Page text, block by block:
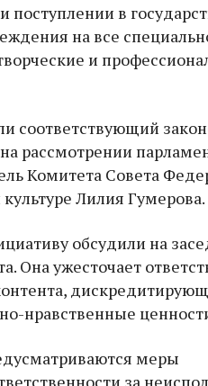
поступлении в
на все
и
соответствующий
рассмотрении
Комитета Совета
Лилия Гумерова.
обсудили на
Она ужесточает
нравственные
меры
за